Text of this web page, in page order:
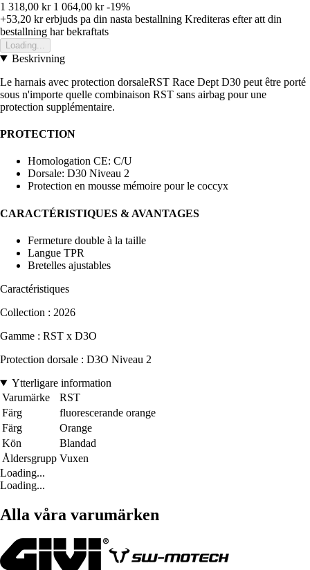
1 318,00 kr 1 064,00 kr -19%
+53,20 krerbjuds pa din nasta bestallning Krediteras efter att din
bestallning har bekraftats
Loading...
Beskrivning
Le harnais avec protection dorsaleRST Race Dept D30 peut être porté
sous n'importe quelle combinaison RST sans airbag pour une
protection supplémentaire.
PROTECTION
Homologation CE: C/U
Dorsale: D30 Niveau 2
Protection en mousse mémoire pour le coccyx
CARACTÉRISTIQUES & AVANTAGES
Fermeture double à la taille
Langue TPR
Bretelles ajustables
Caractéristiques
Collection : 2026
Gamme : RST x D3O
Protection dorsale : D3O Niveau 2
Ytterligare information
Varumärke
RST
Färg
fluorescerande orange
Färg
Orange
Kön
Blandad
Åldersgrupp Vuxen
Loading...
Loading...
Alla våra varumärken